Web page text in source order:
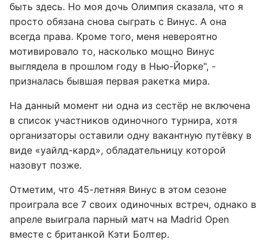
быть здесь. Но моя дочь Олимпия сказала, что я
просто обязана снова сыграть с Винус. А она
всегда права. Кроме того, меня невероятно
мотивировало то, насколько мощно Винус
выглядела в прошлом году в Нью-Йорке", -
призналась бывшая первая ракетка мира.
На данный момент ни одна из сестёр не включена
в список участников одиночного турнира, хотя
организаторы оставили одну вакантную путёвку в
виде «уайлд-кард», обладательницу которой
назовут позже.
Отметим, что 45-летняя Винус в этом сезоне
проиграла все 7 своих одиночных встреч, однако в
апреле выиграла парный матч на Madrid Open
вместе с британкой Кэти Болтер.